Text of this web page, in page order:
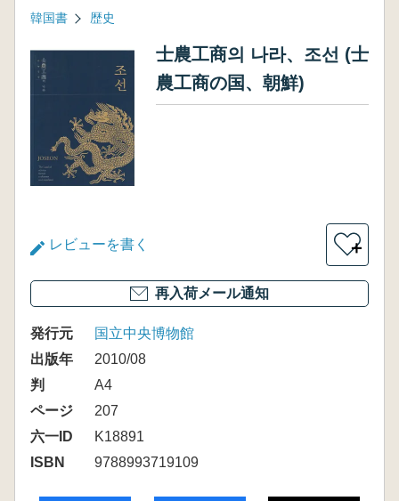
韓国書 歴史
士農工商의 나라、조선 (士
農工商の国、朝鮮)
レビューを書く ＋
再入荷メール通知
発行元
国立中央博物館
出版年
2010/08
判
A4
ページ
207
六一ID
K18891
ISBN
9788993719109